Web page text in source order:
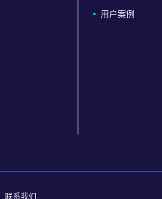
用户案例
联系我们